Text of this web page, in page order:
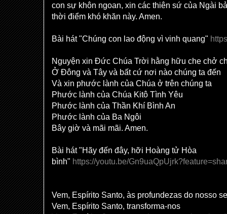
con sự khôn ngoan, xin các thiên sứ của Ngài
thời điểm khó khăn này. Amen.
Bài hát "Chúng con lao động vì vinh quang"
Nguyện xin Đức Chúa Trời hằng hữu che chở
Ở Đông và Tây và bất cứ nơi nào chúng ta đến
Và xin phước lành của Chúa ở trên chúng ta
Phước lành của Chúa Kitô Tình Yêu
Phước lành của Thần Khí Bình An
Phước lành của Ba Ngôi
Bây giờ và mãi mãi. Amen.
Bài hát "Hãy đến đây, hỡi Hoàng tử Hòa
bình" https://youtu.be/
Vem, Espírito Santo, às profundezas do nosso
Vem, Espírito Santo, transforma-nos